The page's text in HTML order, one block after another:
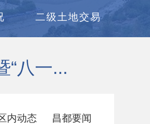
二级土地交易
“八一...
内动态 昌都要闻